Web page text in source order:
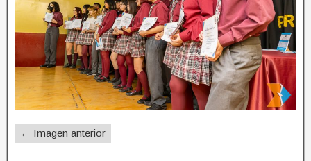
← Imagen anterior